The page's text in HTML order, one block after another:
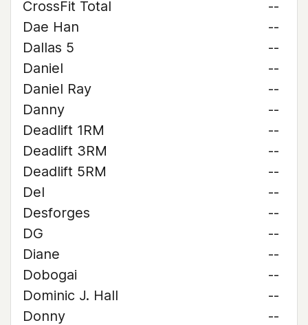
CrossFit Total
--
Dae Han
--
Dallas 5
--
Daniel
--
Daniel Ray
--
Danny
--
Deadlift 1RM
--
Deadlift 3RM
--
Deadlift 5RM
--
Del
--
Desforges
--
DG
--
Diane
--
Dobogai
--
Dominic J. Hall
--
Donny
--